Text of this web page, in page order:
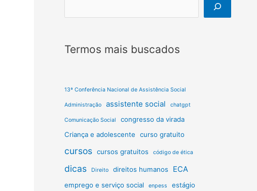
Termos mais buscados
13ª Conferência Nacional de Assistência Social
Administração assistente social chatgpt
Comunicação Social
congresso da virada
Criança e adolescente
curso gratuito
cursos cursos gratuitos código de ética
dicas Direito direitos humanos ECA
emprego e serviço social enpess
estágio